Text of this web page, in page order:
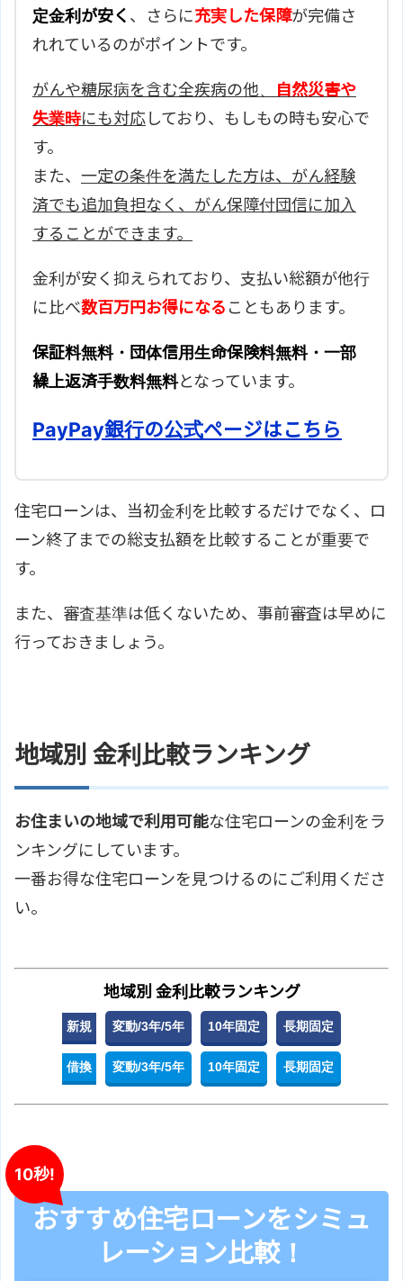
定金利が安く 、さらに充実した保障が完備さ
れれているのがポイントです。
がんや糖尿病を含む全疾病の他、
自然災害や
失業時にも対応しており、もしもの時も安心で
す。
また、 一定の条件を満たした方は、がん経験
済でも追加負担なく、がん保障付団信に加入
することができます。
金利が安く抑えられており、支払い総額が他行
に比べ数百万円お得になる こともあります。
保証料無料・団体信用生命保険料無料・一部
繰上返済手数料無料となっています。
PayPay銀行の公式ページはこちら
住宅ローンは、当初金利を比較するだけでなく、ロ
ーン終了までの総支払額を比較することが重要で
す。
また、審査基準は低くないため、事前審査は早めに
行っておきましょう。
地域別 金利比較ランキング
お住まいの地域で利用可能な住宅ローンの金利をラ
ンキングにしています。
一番お得な住宅ローンを見つけるのにご利用くださ
い。
地域別 金利比較ランキング
新規 変動/3年/5年 10年固定 長期固定
借換 変動/3年/5年 10年固定 長期固定
10秒!
おすすめ住宅ローンをシミュ
レーション比較！